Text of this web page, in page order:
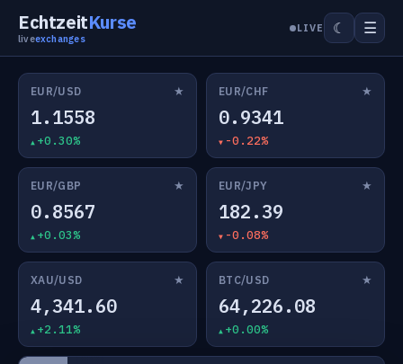
EchtzeitKurse
liveexchanges
LIVE ☾ ☰
EUR/USD ★
1.1558
+0.30%
EUR/CHF ★
0.9341
-0.22%
EUR/GBP ★
0.8567
+0.03%
EUR/JPY ★
182.39
-0.08%
XAU/USD ★
4,341.60
+2.11%
BTC/USD ★
64,226.08
+0.00%